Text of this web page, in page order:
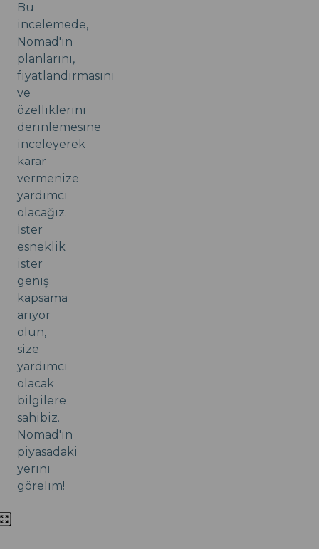
Bu
incelemede,
Nomad'ın
planlarını,
fiyatlandırmasını
ve
özelliklerini
derinlemesine
inceleyerek
karar
vermenize
yardımcı
olacağız.
İster
esneklik
ister
geniş
kapsama
arıyor
olun,
size
yardımcı
olacak
bilgilere
sahibiz.
Nomad'ın
piyasadaki
yerini
görelim!